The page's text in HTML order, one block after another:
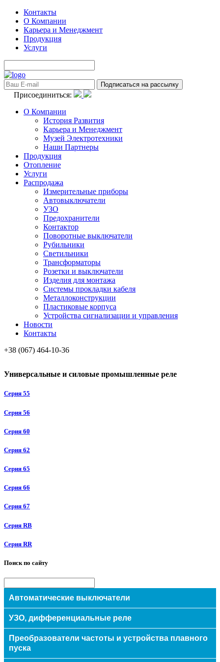
Контакты
О Компании
Карьера и Менеджмент
Продукция
Услуги
Присоединиться:
О Компании
История Развития
Карьера и Менеджмент
Музей Электротехники
Наши Партнеры
Продукция
Отопление
Услуги
Распродажа
Измерительные приборы
Автовыключатели
УЗО
Предохранители
Контактор
Поворотные выключатели
Рубильники
Светильники
Трансформаторы
Розетки и выключатели
Изделия для монтажа
Системы прокладки кабеля
Металлоконcтрукции
Пластиковые корпуса
Устройства сигнализации и управления
Новости
Контакты
+38 (067) 464-10-36
Универсальные и силовые промышленные реле
Серия 55
Серия 56
Серия 60
Серия 62
Серия 65
Серия 66
Серия 67
Серия RB
Серия RR
Поиск по сайту
Автоматические выключатели
Модульные
Eaton/Moeller (Германия)
ETI (Словения)
Силовые
УЗО, дифференциальные реле
Авт.выключатели защиты двигателей
УЗО
Преобразователи частоты и устройства плавного
пуска